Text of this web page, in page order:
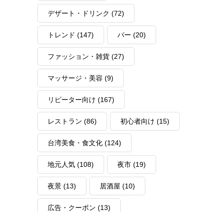
デザート・ドリンク (72)
トレンド (147) バー (20)
ファッション・雑貨 (27)
マッサージ・美容 (9)
リピーター向け (167)
レストラン (86) 初心者向け (15)
台湾美食・食文化 (124)
地元人気 (108) 夜市 (19)
夜景 (13) 居酒屋 (10)
広告・クーポン (13)